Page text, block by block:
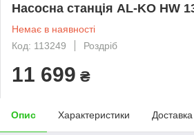
Насосна станція AL-KO HW
Немає в наявності
Код: 113249
Роздріб
11 699 ₴
Опис Характеристики Доставка